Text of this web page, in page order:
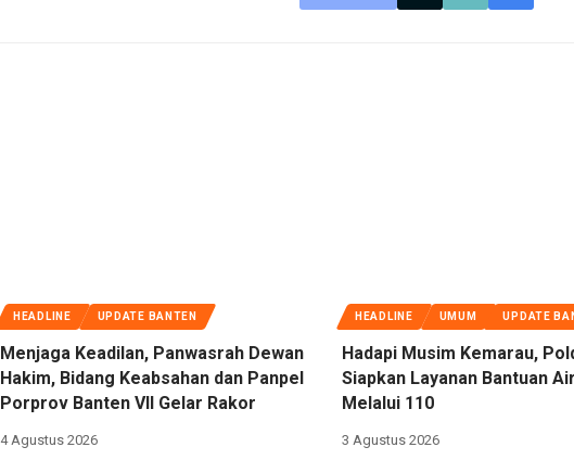
HEADLINE UPDATE BANTEN
Menjaga Keadilan, Panwasrah Dewan
Hakim, Bidang Keabsahan dan Panpel
Porprov Banten VII Gelar Rakor
4 Agustus 2026
HEADLINE UMUM UPDATE
Hadapi Musim Kemarau,
Siapkan Layanan Bantuan
Melalui 110
3 Agustus 2026